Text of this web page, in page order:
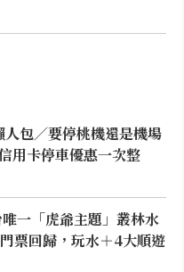
包／要停桃機還是機場
用卡停車優惠一次整
唯一「虎爺主題」叢林水
票回歸，玩水＋4大順遊